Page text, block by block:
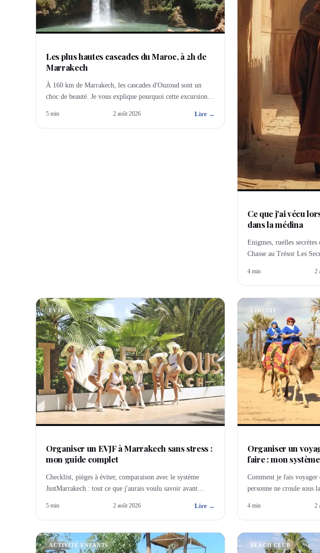
Les plus hautes cascades du Maroc, à 2h de
Marrakech
À 160 km de Marrakech, les cascades d'Ouzoud sont un
choc de beauté. Je vous explique pourquoi cette excursion
5 min 2 août 2026 Lire →
Ce que j'ai vécu
dans la médina
Enigmes, ruelles
Chasse au Trésor Les
4 min 2
EVJF
Organiser un EVJF à Marrakech sans stress :
mon guide complet
Checklist, pièges à éviter, comparaison avec le système
JustMarrakech : tout ce que j'aurais voulu savoir avant
5 min 2 août 2026 Lire →
CIRCUIT
Organiser un
faire : mon système
Comment je fais voyager
personne ne croule sous
4 min 2
ACTIVITÉ ENFANTS BEACH CLUB